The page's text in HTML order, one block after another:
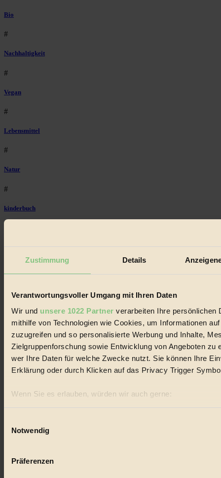
Zustimmung Details
Verantwortungsvoller Umgang mit Ihren Daten
Wir und unsere 1022 Partner verarbeiten Ihre persönlichen
mithilfe von Technologien wie Cookies, um Informationen
zuzugreifen und so personalisierte Werbung und Inhalte,
Zielgruppenforschung sowie Entwicklung von Angeboten zu
wer Ihre Daten für welche Zwecke nutzt. Sie können Ihre
Erklärung oder durch Klicken auf das Privacy Trigger
Wenn Sie es erlauben, würden wir auch gerne:
Informationen über Ihre geografische Lage erfassen,
Ihr Gerät durch aktives Scannen nach bestimmten
Präferenzen im
Notwendig
Präferenzen
Bio
#
Nachhaltigkeit
#
Vegan
#
Lebensmittel
#
Natur
#
kinderbuch
Umwelt
nachhaltig
Landwirtschaft